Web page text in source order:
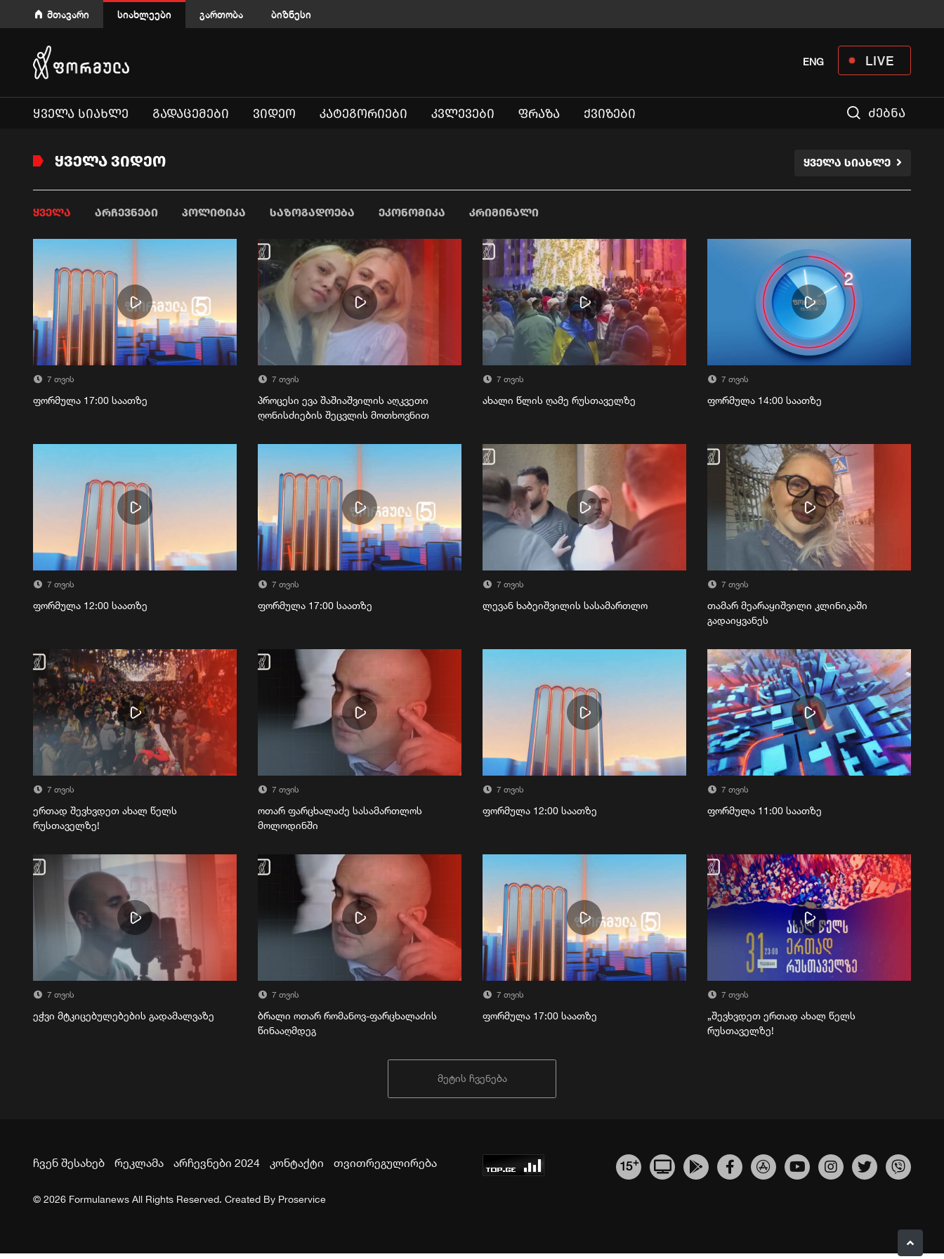
მთავარი სიახლეები გართობა ბიზნესი
LIVE
ENG
ᲧᲕᲔᲚᲐ ᲡᲘᲐᲮᲚᲔ ᲒᲐᲓᲐᲪᲔᲛᲔᲑᲘ ᲕᲘᲓᲔᲝ ᲙᲐᲢᲔᲒᲝᲠᲘᲔᲑᲘ ᲙᲕᲚᲔᲕᲔᲑᲘ ᲤᲠᲐᲖᲐ ᲥᲕᲘᲖᲔᲑᲘ ძებნა
ᲧᲕᲔᲚᲐ ᲕᲘᲓᲔᲝ ᲧᲕᲔᲚᲐ ᲡᲘᲐᲮᲚᲔ
ᲧᲕᲔᲚᲐ ᲐᲠᲩᲔᲕᲜᲔᲑᲘ ᲞᲝᲚᲘᲢᲘᲙᲐ ᲡᲐᲖᲝᲒᲐᲓᲝᲔᲑᲐ ᲔᲙᲝᲜᲝᲛᲘᲙᲐ ᲙᲠᲘᲛᲘᲜᲐᲚᲘ
7 თვის
ფორმულა 17:00 საათზე
7 თვის
პროცესი ევა შაშიაშვილის აღკვეთი
ღონისძიების შეცვლის მოთხოვნით
7 თვის
ახალი წლის ღამე რუსთაველზე
7 თვის
ფორმულა 14:00 საათზე
7 თვის
ფორმულა 12:00 საათზე
7 თვის
ფორმულა 17:00 საათზე
7 თვის
ლევან ხაბეიშვილის სასამართლო
7 თვის
თამარ მეარაყიშვილი კლინიკაში
გადაიყვანეს
7 თვის
ერთად შევხვდეთ ახალ წელს
რუსთაველზე!
7 თვის
ოთარ ფარცხალაძე სასამართლოს
მოლოდინში
7 თვის
ფორმულა 12:00 საათზე
7 თვის
ფორმულა 11:00 საათზე
7 თვის
ეჭვი მტკიცებულებების გადამალვაზე
7 თვის
ბრალი ოთარ რომანოვ-ფარცხალაძის
წინააღმდეგ
7 თვის
ფორმულა 17:00 საათზე
7 თვის
„შევხვდეთ ერთად ახალ წელს
რუსთაველზე!
მეტის ჩვენება
ჩვენ შესახებ რეკლამა არჩევნები 2024 კონტაქტი თვითრეგულირება 15+
© 2026 Formulanews All Rights Reserved. Created By Proservice